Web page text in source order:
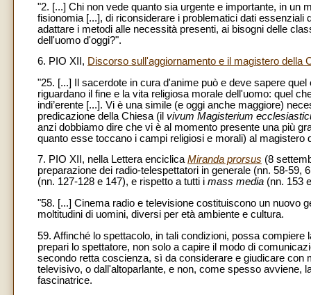
"2. [...] Chi non vede quanto sia urgente e importante, in un
fisionomia [...], di riconsiderare i problematici dati
adattare i metodi alle necessità presenti, ai bisogni delle
dell'uomo d'oggi?".
6. PIO XII, Discorso sull'aggiornamento e il magistero della
"25. [...] Il sacerdote in cura d'anime può e deve sapere
riguardano il fine e la vita religiosa morale dell'uomo: quel
indi’erente [...]. Vi è una simile (e oggi anche maggiore)
predicazione della Chiesa (il vivum Magisterium
anzi dobbiamo dire che vi è al momento presente una più
quanto esse toccano i campi religiosi e morali) al magistero
7. PIO XII, nella Lettera enciclicaMiranda prorsus (8
preparazione dei radio-telespettatori in generale (nn. 58-
(nn. 127-128 e 147), e rispetto a tutti i mass media (nn. 153
"58. [...] Cinema radio e televisione costituiscono un nuovo
moltitudini di uomini, diversi per età ambiente e cultura.
59. Affinché lo spettacolo, in tali condizioni, possa
prepari lo spettatore, non solo a capire il modo di
secondo retta coscienza, sì da considerare e giudicare
televisivo, o dall'altoparlante, e non, come spesso avviene,
fascinatrice.